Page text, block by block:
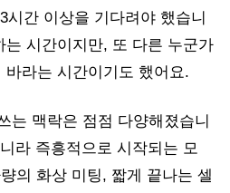
시간 이상을 기다려야 했습니
는 시간이지만, 또 다른 누군가
라는 시간이기도 했어요.
는 맥락은 점점 다양해졌습니
라 즉흥적으로 시작되는 모
의 화상 미팅, 짧게 끝나는 셀